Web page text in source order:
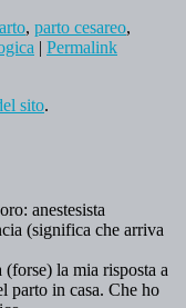
, parto cesareo,
| Permalink
sito.